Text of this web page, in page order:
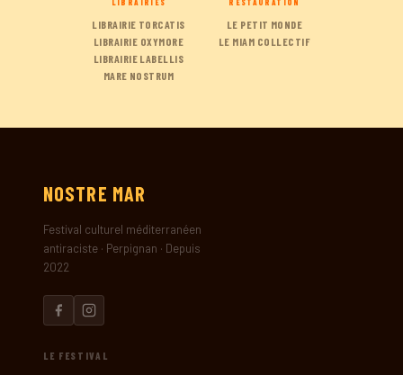
LIBRAIRIES
LIBRAIRIE TORCATIS
LIBRAIRIE OXYMORE
LIBRAIRIE LABELLIS
MARE NOSTRUM
RESTAURATION
LE PETIT MONDE
LE MIAM COLLECTIF
NOSTRE MAR
Festival culturel méditerranéen
antiraciste · Perpignan · Depuis
2022
LE FESTIVAL